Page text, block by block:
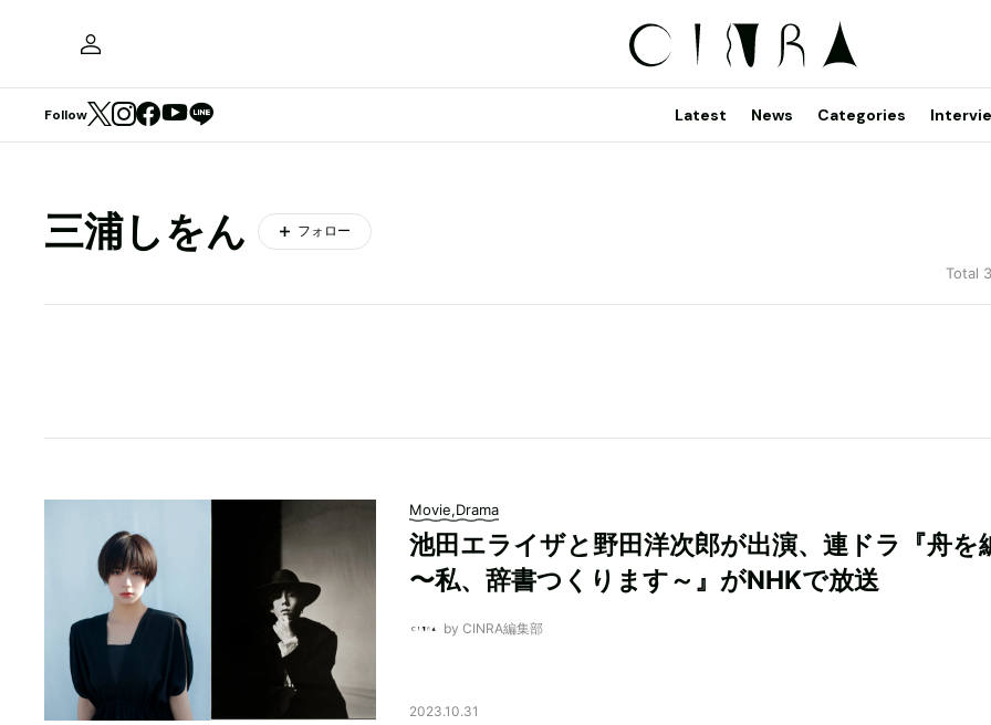
Follow Latest News Categories
三浦しをん フォロー
Total
Movie,Drama
池田エライザと野田洋次郎が出演、連ドラ『舟を
〜私、辞書つくります～』がNHKで放送
by CINRA編集部
2023.10.31